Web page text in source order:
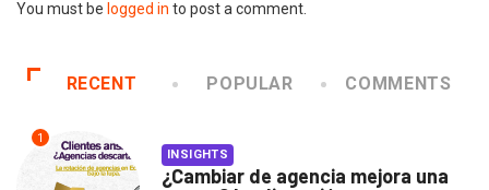
You must be logged in to post a comment.
RECENT POPULAR COMMENTS
1
INSIGHTS
¿Cambiar de agencia mejora una